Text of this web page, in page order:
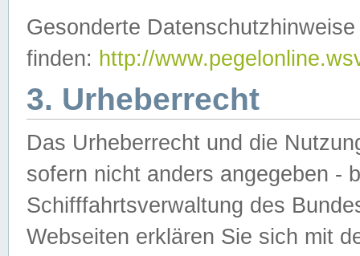
Gesonderte
finden: http://
3. Urheberrecht
Das Urheberrecht und die
sofern nicht anders angegeben -
Schifffahrtsverwaltung des
Webseiten erklären Sie sich mit